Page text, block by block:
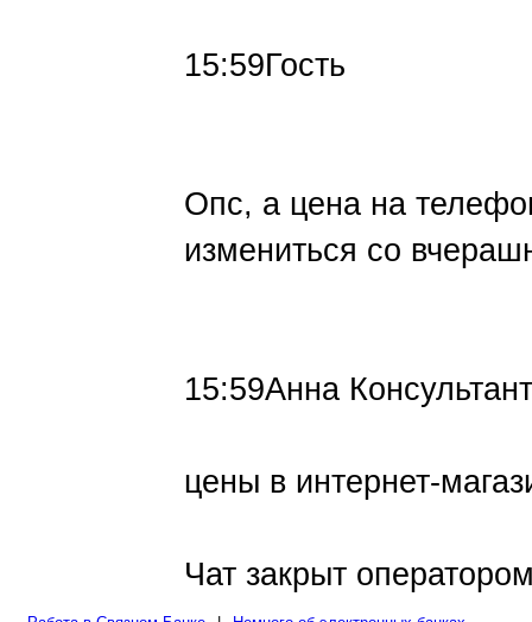
15:59Гость
Опс, а цена на
измениться со
15:59Анна
цены в интернет-
Чат закрыт